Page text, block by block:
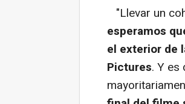
"Llevar un
esperamos
el exterior de
Pictures. Y es